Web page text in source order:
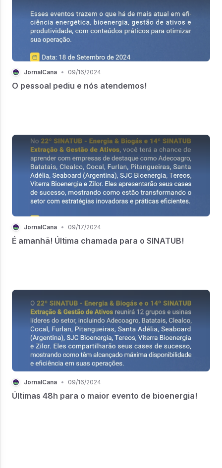
JornalCana • 09/16/2024
O pessoal pediu e nós atendemos!
JornalCana • 09/17/2024
É amanhã! Última chamada para o SINATUB!
JornalCana • 09/16/2024
Últimas 48h para o maior evento de bioenergia!